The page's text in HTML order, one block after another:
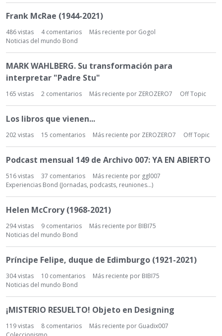
Frank McRae (1944-2021)
486vistas 4comentarios Más reciente por Gogol
Noticias del mundo Bond
MARK WAHLBERG. Su transformación para
interpretar "Padre Stu"
165 vistas 2 comentarios Más reciente por ZEROZERO7 Off Topic
Los libros que vienen...
202vistas 15 comentarios Más reciente por ZEROZERO7 Off Topic
Podcast mensual 149 de Archivo 007: YA EN ABIERTO
516vistas 37 comentarios Más reciente por ggl007
Experiencias Bond (Jornadas, podcasts, reuniones...)
Helen McCrory (1968-2021)
294vistas 9 comentarios Más reciente por BIBI75
Noticias del mundo Bond
Príncipe Felipe, duque de Edimburgo (1921-2021)
304vistas 10 comentarios Más reciente por BIBI75
Noticias del mundo Bond
¡MISTERIO RESUELTO! Objeto en Designing
119vistas 8 comentarios Más reciente por Guadix007